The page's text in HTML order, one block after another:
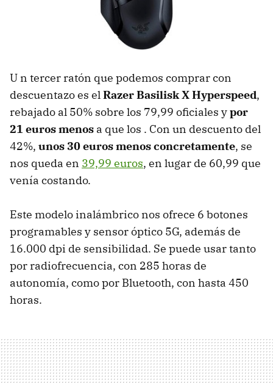
U n tercer ratón que podemos comprar con
descuentazo es elRazer Basilisk X Hyperspeed,
rebajado al 50% sobre los 79,99 oficiales ypor
21 euros menos a que los . Con un descuento del
42%, unos 30 euros menos concretamente, se
nos queda en 39,99 euros, en lugar de 60,99 que
venía costando.
Este modelo inalámbrico nos ofrece 6 botones
programables y sensor óptico 5G, además de
16.000 dpi de sensibilidad. Se puede usar tanto
por radiofrecuencia, con 285 horas de
autonomía, como por Bluetooth, con hasta 450
horas.